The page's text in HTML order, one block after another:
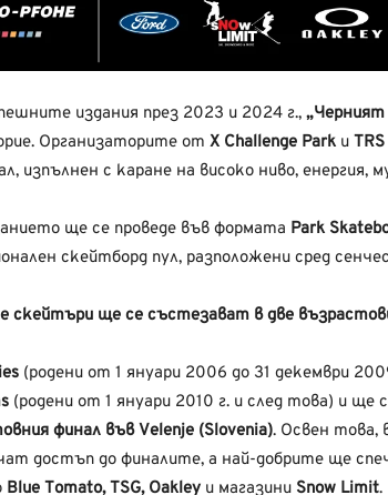
издания през 2023 и 2024 г.,
Организаторите от X Challenge Park и
изпълнен с каране на високо ниво, енергия,
ще се проведе във формата Park
скейтборд пул, разположени сред
скейтъри ще се състезават в две
(родени от 1 януари 2006 до 31 декември
(родени от 1 януари 2010 г. и след това) и ще
финал във Velenje (Slovenia). Освен това,
достъп до финалите, а най-добрите ще
Blue Tomato, TSG, Oakley и магазини Snow Limit.